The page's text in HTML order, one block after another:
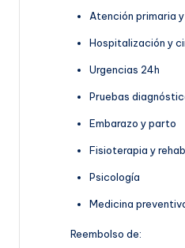
Atención primaria
Hospitalización y
Urgencias 24h
Pruebas
Embarazo y parto
Fisioterapia y
Psicología
Medicina
Reembolso de: